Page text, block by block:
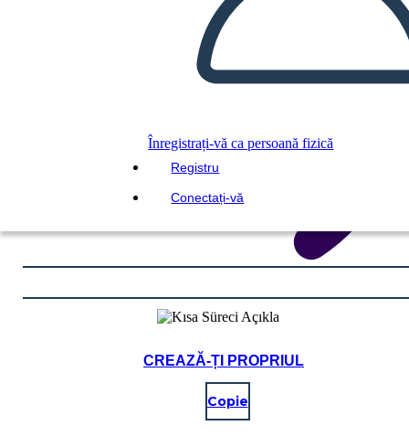
Înregistrați-vă ca persoană fizică
Registru
Conectați-vă
CREAZĂ-ȚI PROPRIUL
Copie